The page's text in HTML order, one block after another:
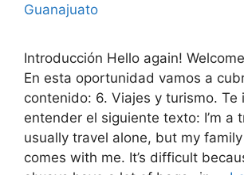
Guanajuato
Introducción Hello again!
En esta oportunidad vamos a
contenido: 6. Viajes y turismo. Te
entender el siguiente texto: I’m a
usually travel alone, but my
comes with me. It’s difficult